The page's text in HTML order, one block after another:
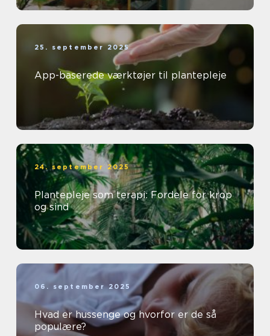
25. september 2025
App-baserede værktøjer til plantepleje
24. september 2025
Plantepleje som terapi: Fordele for krop
og sind
06. september 2025
Hvad er hussenge og hvorfor er de så
populære?